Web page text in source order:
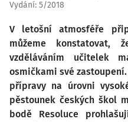
Vydání: 5/2018
V letošní atmosféře
můžeme
vzděláváním učitelek
osmičkami své
přípravy na úrovni
pěstounek českých škol
bodě Resoluce